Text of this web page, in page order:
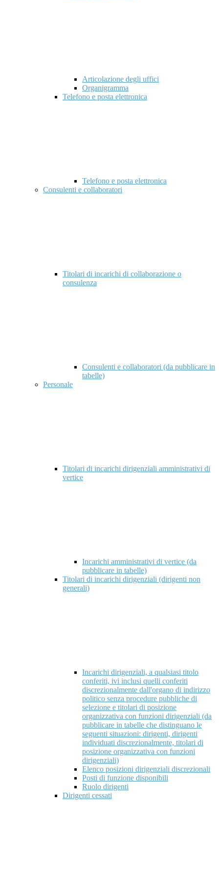
Articolazione degli uffici
Organigramma
Telefono e posta elettronica
Telefono e posta elettronica
Consulenti e collaboratori
Titolari di incarichi di collaborazione o
consulenza
Consulenti e collaboratori (da pubblicare in
tabelle)
Personale
Titolari di incarichi dirigenziali amministrativi di
vertice
Incarichi amministrativi di vertice (da
pubblicare in tabelle)
Titolari di incarichi dirigenziali (dirigenti non
generali)
Incarichi dirigenziali, a qualsiasi titolo
conferiti, ivi inclusi quelli conferiti
discrezionalmente dall'organo di indirizzo
politico senza procedure pubbliche di
selezione e titolari di posizione
organizzativa con funzioni dirigenziali (da
pubblicare in tabelle che distinguano le
seguenti situazioni: dirigenti, dirigenti
individuati discrezionalmente, titolari di
posizione organizzativa con funzioni
dirigenziali)
Elenco posizioni dirigenziali discrezionali
Posti di funzione disponibili
Ruolo dirigenti
Dirigenti cessati